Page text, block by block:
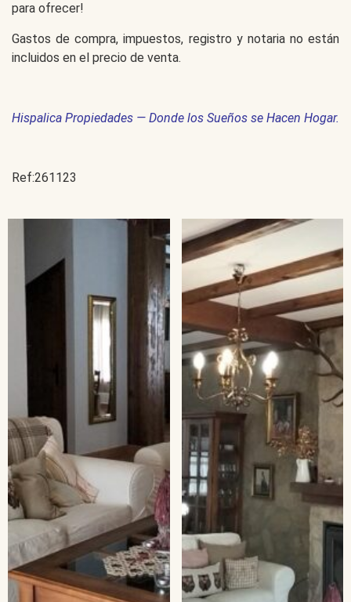
para ofrecer!
Gastos de compra, impuestos, registro y notaria no están
incluidos en el precio de venta.
Hispalica Propiedades — Donde los Sueños se Hacen Hogar.
Ref:261123